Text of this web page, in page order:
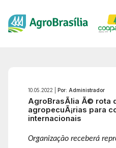
10.05.2022 | Por: Administrador
AgroBrasÃ­lia Ã© rota
agropecuÃ¡rias para
internacionais
Organização receberá